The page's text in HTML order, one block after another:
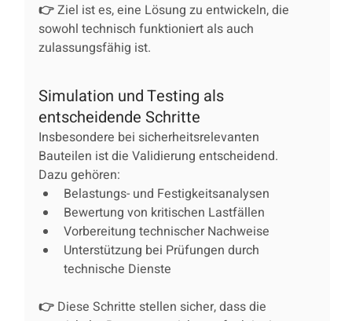
👉 Ziel ist es, eine Lösung zu entwickeln, die
sowohl technisch funktioniert als auch
zulassungsfähig ist.
Simulation und Testing als
entscheidende Schritte
Insbesondere bei sicherheitsrelevanten
Bauteilen ist die Validierung entscheidend.
Dazu gehören:
Belastungs- und Festigkeitsanalysen
Bewertung von kritischen Lastfällen
Vorbereitung technischer Nachweise
Unterstützung bei Prüfungen durch
technische Dienste
👉 Diese Schritte stellen sicher, dass die